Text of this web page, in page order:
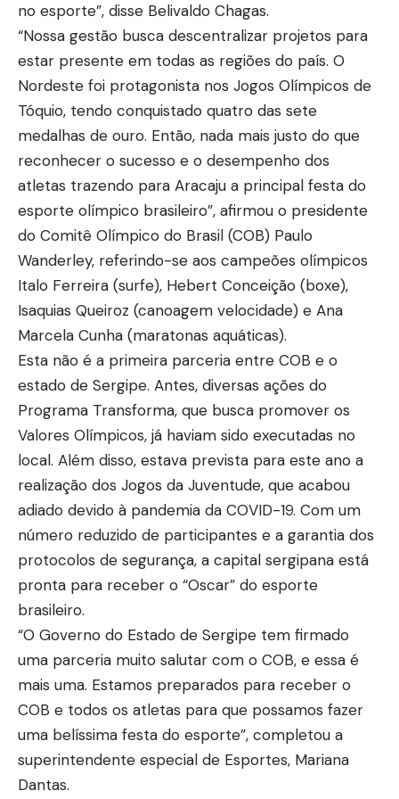
no esporte”, disse Belivaldo Chagas.
“Nossa gestão busca descentralizar projetos para
estar presente em todas as regiões do país. O
Nordeste foi protagonista nos Jogos Olímpicos de
Tóquio, tendo conquistado quatro das sete
medalhas de ouro. Então, nada mais justo do que
reconhecer o sucesso e o desempenho dos
atletas trazendo para Aracaju a principal festa do
esporte olímpico brasileiro”, afirmou o presidente
do Comitê Olímpico do Brasil (COB) Paulo
Wanderley, referindo-se aos campeões olímpicos
Italo Ferreira (surfe), Hebert Conceição (boxe),
Isaquias Queiroz (canoagem velocidade) e Ana
Marcela Cunha (maratonas aquáticas).
Esta não é a primeira parceria entre COB e o
estado de Sergipe. Antes, diversas ações do
Programa Transforma, que busca promover os
Valores Olímpicos, já haviam sido executadas no
local. Além disso, estava prevista para este ano a
realização dos Jogos da Juventude, que acabou
adiado devido à pandemia da COVID-19. Com um
número reduzido de participantes e a garantia dos
protocolos de segurança, a capital sergipana está
pronta para receber o “Oscar” do esporte
brasileiro.
“O Governo do Estado de Sergipe tem firmado
uma parceria muito salutar com o COB, e essa é
mais uma. Estamos preparados para receber o
COB e todos os atletas para que possamos fazer
uma belíssima festa do esporte”, completou a
superintendente especial de Esportes, Mariana
Dantas.